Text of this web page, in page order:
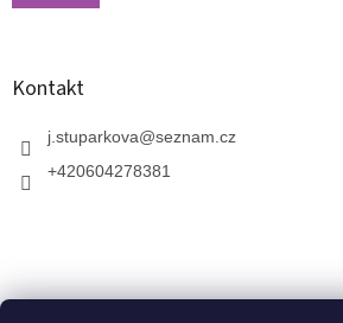
Kontakt
j.stuparkova@seznam.cz
+420604278381